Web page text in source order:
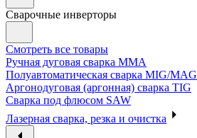
Сварочные инверторы
Смотреть все товары
Ручная дуговая сварка MMA
Полуавтоматическая сварка MIG/MAG
Аргонодуговая (аргонная) сварка TIG
Сварка под флюсом SAW
Лазерная сварка, резка и очистка